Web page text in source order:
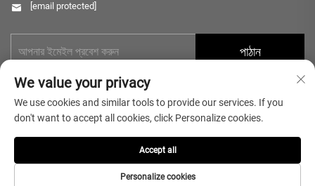
[email protected]
পাঠান
কপিরাইট © 2025 Shenzhen Microlong Technology Co., Ltd. সমস্ত অধিকার সংরক্ষিত.
গোপনীয়তা নীতি
We value your privacy
We use cookies and similar tools to provide our services. If you
don't want to accept all cookies, click Personalize cookies.
Personalize cookies
Accept all